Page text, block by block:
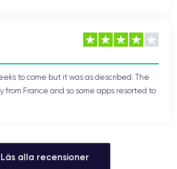
to come but it was as described. The
from France and so some apps resorted to
Läs alla recensioner